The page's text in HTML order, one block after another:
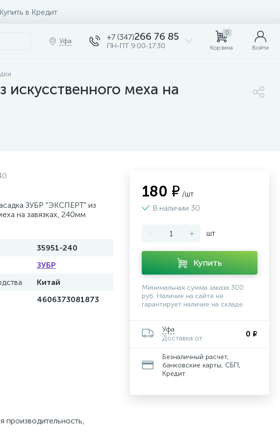
Купить в Кредит
Уфа +7 (347)266 76 85
ПН-ПТ 9:00-17:30
0
Корзина Войти
меха на
ЗУБР "ЭКСПЕРТ" из
на завязках, 240мм
35951-240
ЗУБР
Китай
4606373081873
180 ₽ /шт
В наличии 30
- + шт
Купить
Минимальная сумма заказа 300
руб. Наличие на сайте не
гарантирует наличие на складе.
Уфа
Доставка от
0 ₽
Безналичный расчет,
банковские карты, СБП,
Кредит